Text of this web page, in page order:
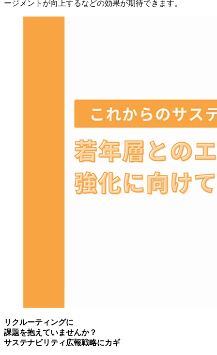
ージメントが向上するなどの効果が期待できます。
リクルーティングに
課題を抱えていませんか？
サステナビリティ広報戦略にカギ